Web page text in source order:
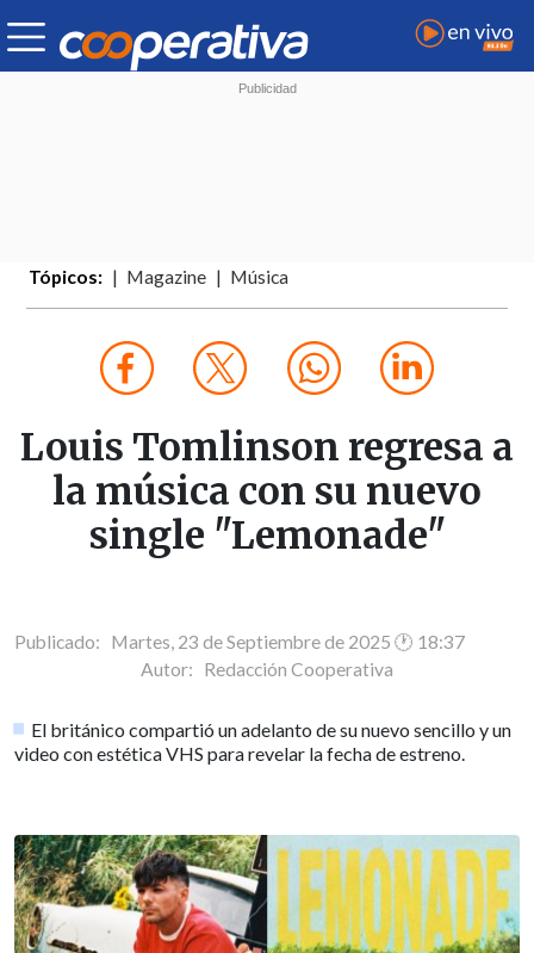
Tópicos: Magazine Música
Louis Tomlinson regresa a
la música con su nuevo
single "Lemonade"
Publicado: Martes, 23 de Septiembre de 2025 🕐 18:37
Autor: Redacción Cooperativa
El británico compartió un adelanto de su nuevo sencillo y un
video con estética VHS para revelar la fecha de estreno.